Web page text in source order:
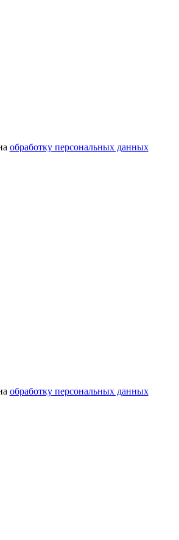
обработку персональных данных
обработку персональных данных